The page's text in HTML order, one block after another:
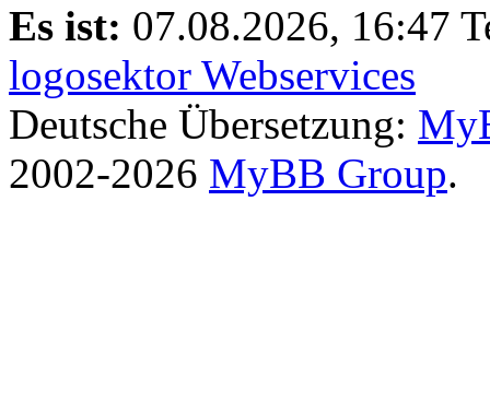
Es ist: 07.08.2026, 16:47
logosektor Webservices
Deutsche Übersetzung:
2002-2026 MyBB Group.